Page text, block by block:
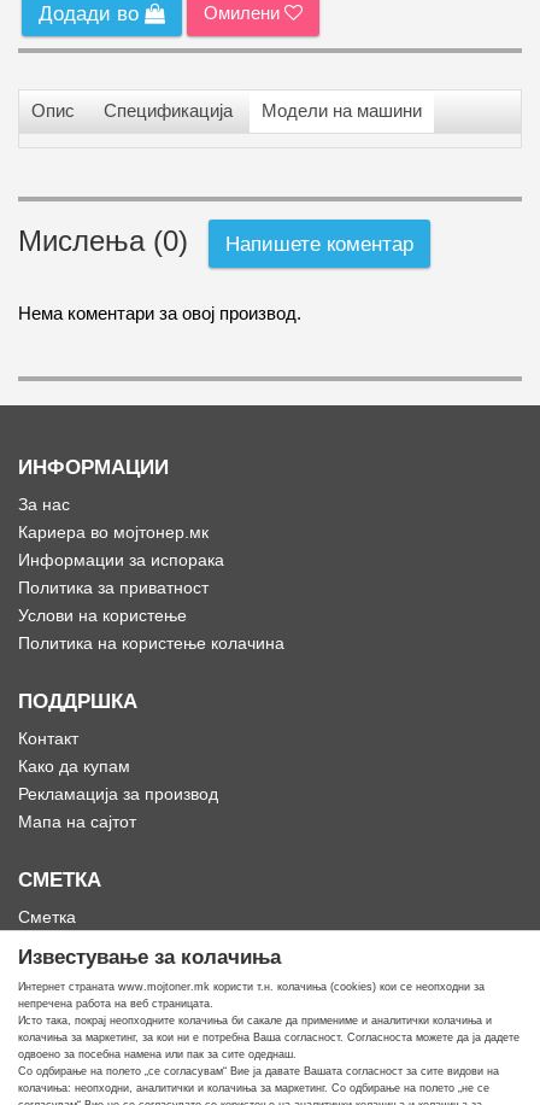
Известување за колачиња
Интернет страната www.mojtoner.mk користи т.н. колачиња (cookies) кои се неопходни за
непречена работа на веб страницата.
Исто така, покрај неопходните колачиња би сакале да примениме и аналитички колачиња и
колачиња за маркетинг, за кои ни е потребна Ваша согласност. Согласноста можете да ја дадете
одвоено за посебна намена или пак за сите одеднаш.
Со одбирање на полето „се согласувам“ Вие ја давате Вашата согласност за сите видови на
колачиња: неопходни, аналитички и колачиња за маркетинг. Со одбирање на полето „не се
Додади во Омилени
Опис Спецификација Модели на машини
Мислења (0) Напишете коментар
Нема коментари за овој производ.
ИНФОРМАЦИИ
За нас
Кариера во мојтонер.мк
Информации за испорака
Политика за приватност
Услови на користење
Политика на користење колачина
ПОДДРШКА
Контакт
Како да купам
Рекламација за производ
Мапа на сајтот
СМЕТКА
Сметка
Омилени
Кога ти треба тонер